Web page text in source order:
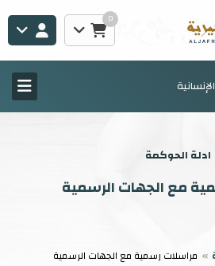
0
ادلة الحوكمة
مع الجهات الرسمية
مراسلات رسمية مع الجهات الرسمية